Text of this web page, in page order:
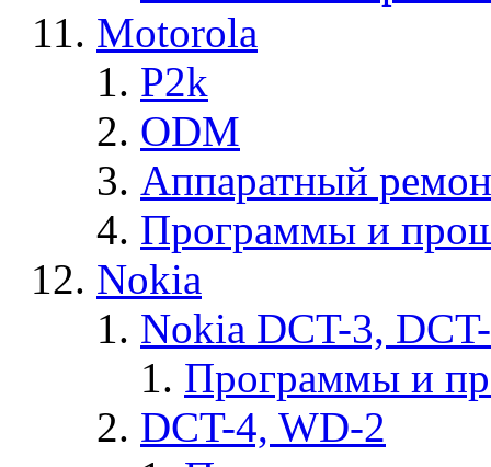
Motorola
P2k
ODM
Аппаратный
Программы и
Nokia
Nokia DCT-3,
Программы и
DCT-4, WD-2